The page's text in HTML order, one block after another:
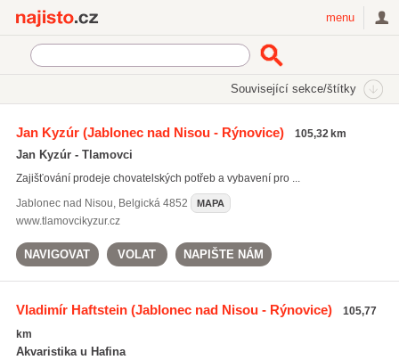
menu
Související sekce/štítky
Akvaristiky
Jan Kyzúr(Jablonec nad Nisou - Rýnovice) 105,32 km
Jan Kyzúr - Tlamovci
Zajišťování prodeje chovatelských potřeb a vybavení pro ...
Jablonec nad Nisou, Belgická 4852 MAPA
www.tlamovcikyzur.cz
NAVIGOVAT VOLAT NAPIŠTE NÁM
Vladimír Haftstein(Jablonec nad Nisou - Rýnovice)
105,77
km
Akvaristika u Hafina